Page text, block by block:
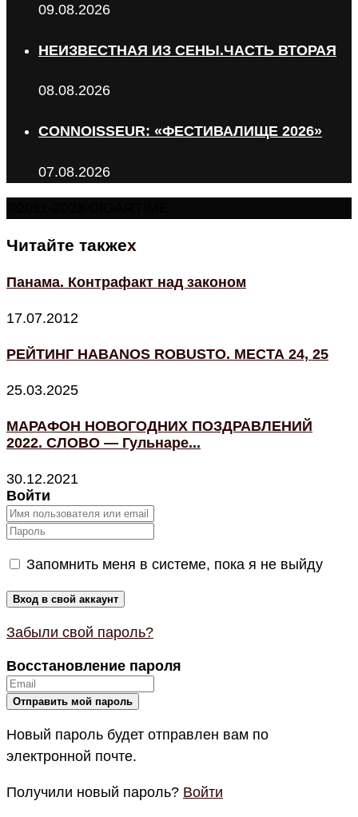
09.08.2026
НЕИЗВЕСТНАЯ ИЗ СЕНЫ.ЧАСТЬ ВТОРАЯ
08.08.2026
CONNOISSEUR: «ФЕСТИВАЛИЩЕ 2026»
07.08.2026
Читайте такжеx
Панама. Контрафакт над законом
17.07.2012
РЕЙТИНГ HABANOS ROBUSTO. МЕСТА 24, 25
25.03.2025
МАРАФОН НОВОГОДНИХ ПОЗДРАВЛЕНИЙ
2022. СЛОВО — Гульнаре...
30.12.2021
Войти
Запомнить меня в системе, пока я не выйду
Забыли свой пароль?
Восстановление пароля
Новый пароль будет отправлен вам по
электронной почте.
Получили новый пароль? Войти